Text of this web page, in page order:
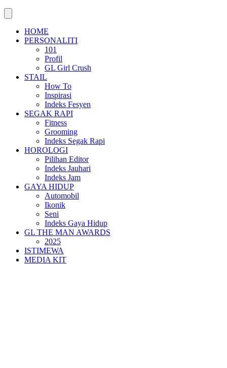
HOME
PERSONALITI
101
Profil
GL Girl Crush
STAIL
How To
Inspirasi
Indeks Fesyen
SEGAK RAPI
Fitness
Grooming
Indeks Segak Rapi
HOROLOGI
Pilihan Editor
Indeks Jauhari
Indeks Jam
GAYA HIDUP
Automobil
Ikonik
Seni
Indeks Gaya Hidup
GL THE MAN AWARDS
2025
ISTIMEWA
MEDIA KIT